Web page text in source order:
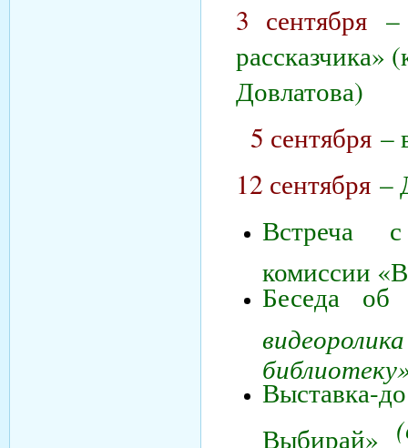
3 сентября –
рассказчика»
Довлатова)
5 сентября –
12 сентября –
Встреча с
комиссии
Беседа об
Выставка-
Выбирай»